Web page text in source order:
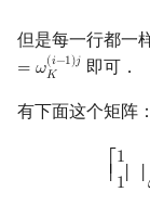
但是每一行都一
= 𝜔(𝑖−1)𝑗
𝐾
即可．
有下面这个矩阵：
⎡⎢ ⎢
1
1
ωK